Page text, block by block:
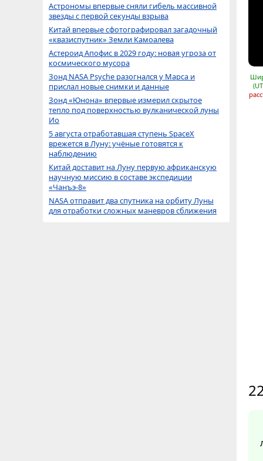
Астрономы впервые сняли гибель массивной
звезды с первой секунды взрыва
Китай впервые сфотографировал загадочный
«квазиспутник» Земли Камоалева
Астероид Апофис в 2029 году: новая угроза от
космического мусора
Зонд NASA Psyche разогнался у Марса и
прислал новые снимки и данные
Зонд «Юнона» впервые измерил скрытое
тепло под поверхностью вулканической луны
Ио
5 августа отработавшая ступень SpaceX
врежется в Луну: учёные готовятся к
наблюдению
Китай доставит на Луну первую африканскую
научную миссию в составе экспедиции
«Чанъэ-8»
NASA отправит два спутника на орбиту Луны
для отработки сложных маневров сближения